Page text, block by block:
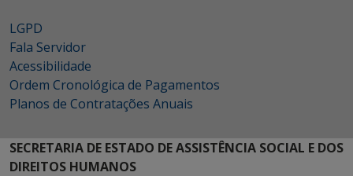
LGPD
Fala Servidor
Acessibilidade
Ordem Cronológica de Pagamentos
Planos de Contratações Anuais
SECRETARIA DE ESTADO DE ASSISTÊNCIA SOCIAL E DOS
DIREITOS HUMANOS